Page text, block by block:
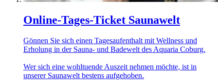
Online-Tages-Ticket Saunawelt
Gönnen Sie sich einen Tagesaufenthalt mit Wellness und
Erholung in der Sauna- und Badewelt des Aquaria Coburg.
Wer sich eine wohltuende Auszeit nehmen möchte, ist in
unserer Saunawelt bestens aufgehoben.